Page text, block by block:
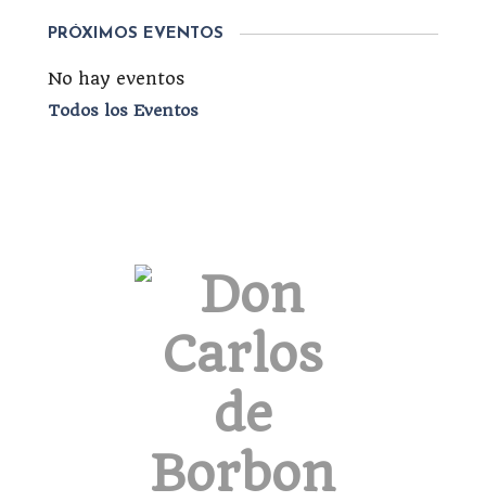
PRÓXIMOS EVENTOS
No hay eventos
Todos los Eventos